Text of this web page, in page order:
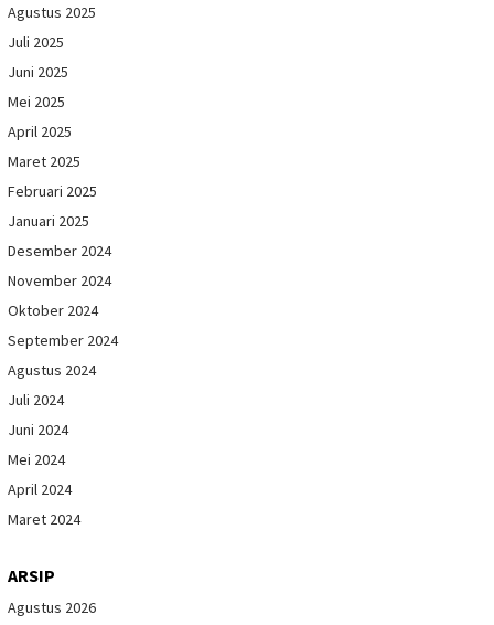
Agustus 2025
Juli 2025
Juni 2025
Mei 2025
April 2025
Maret 2025
Februari 2025
Januari 2025
Desember 2024
November 2024
Oktober 2024
September 2024
Agustus 2024
Juli 2024
Juni 2024
Mei 2024
April 2024
Maret 2024
ARSIP
Agustus 2026